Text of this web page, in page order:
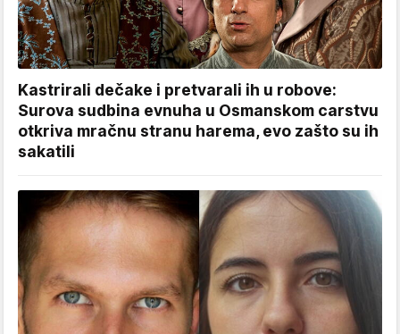
Kastrirali dečake i pretvarali ih u robove:
Surova sudbina evnuha u Osmanskom carstvu
otkriva mračnu stranu harema, evo zašto su ih
sakatili